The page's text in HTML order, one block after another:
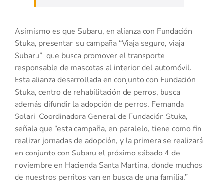
Asimismo es que Subaru, en alianza con Fundación
Stuka, presentan su campaña “Viaja seguro, viaja
Subaru” que busca promover el transporte
responsable de mascotas al interior del automóvil.
Esta alianza desarrollada en conjunto con Fundación
Stuka, centro de rehabilitación de perros, busca
además difundir la adopción de perros. Fernanda
Solari, Coordinadora General de Fundación Stuka,
señala que “esta campaña, en paralelo, tiene como fin
realizar jornadas de adopción, y la primera se realizará
en conjunto con Subaru el próximo sábado 4 de
noviembre en Hacienda Santa Martina, donde muchos
de nuestros perritos van en busca de una familia.”